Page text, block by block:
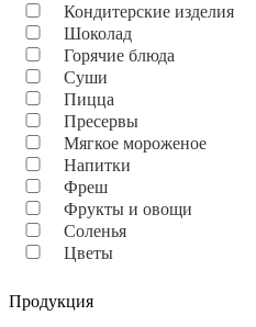
Кондитерские изделия
Шоколад
Горячие блюда
Суши
Пицца
Пресервы
Мягкое мороженое
Напитки
Фреш
Фрукты и овощи
Соленья
Цветы
Продукция